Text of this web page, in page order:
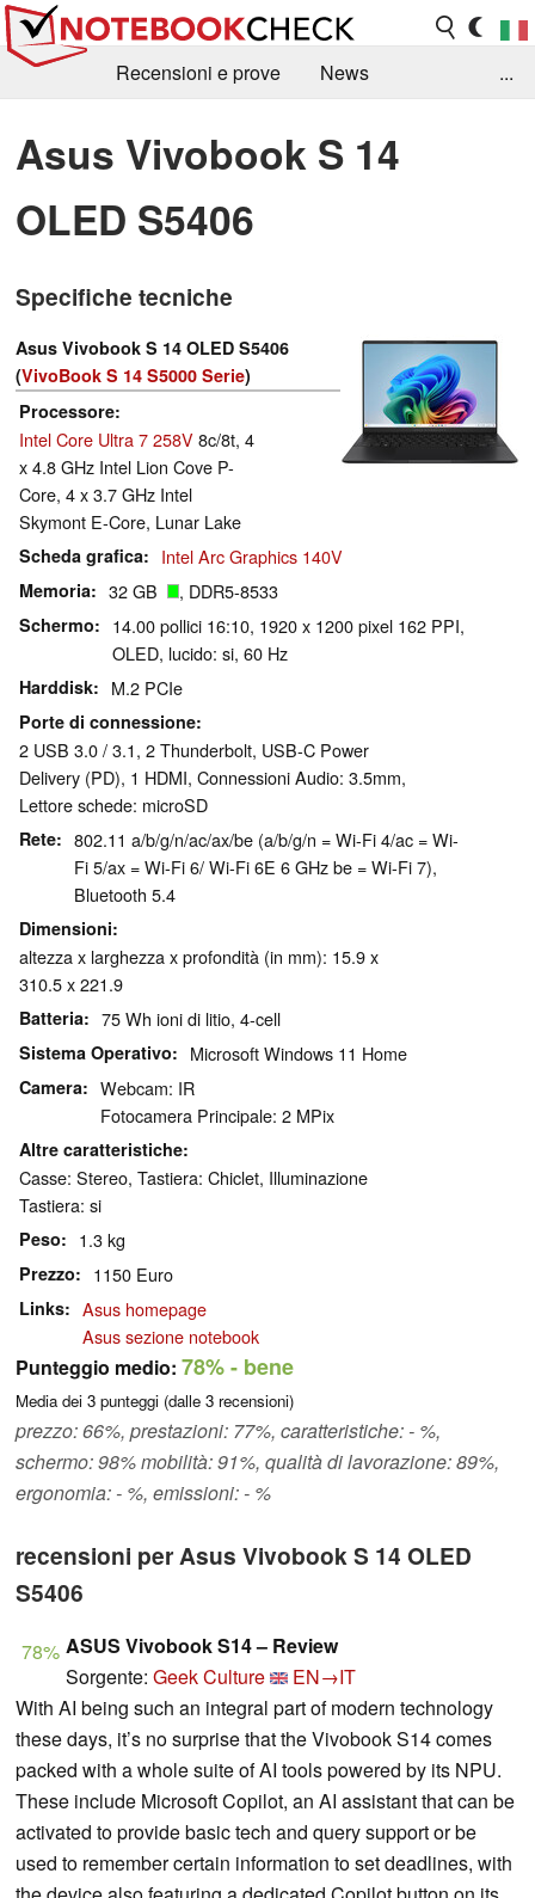
Recensioni e prove
News
Guida agli acquisti
Search Contact
...
Asus Vivobook S 14
OLED S5406
Specifiche tecniche
Asus Vivobook S 14 OLED S5406
(VivoBook S 14 S5000 Serie)
Processore
Intel Core Ultra 7 258V8c/8t, 4
x 4.8 GHz Intel Lion Cove P-
Core, 4 x 3.7 GHz Intel
Skymont E-Core, Lunar Lake
Scheda grafica Intel Arc Graphics 140V
Memoria 32 GB , DDR5-8533
Schermo
14.00 pollici 16:10, 1920 x 1200 pixel 162 PPI,
OLED, lucido: si, 60 Hz
Harddisk M.2 PCIe
Porte di connessione
2 USB 3.0 / 3.1, 2 Thunderbolt, USB-C Power
Delivery (PD), 1 HDMI, Connessioni Audio: 3.5mm,
Lettore schede: microSD
Rete
802.11 a/​b/​g/​n/​ac/​ax/​be (a/b/g/n = Wi-Fi 4/ac = Wi-
Fi 5/ax = Wi-Fi 6/ Wi-Fi 6E 6 GHz be = Wi-Fi 7),
Bluetooth 5.4
Dimensioni
altezza x larghezza x profondità (in mm): 15.9 x
310.5 x 221.9
Batteria 75 Wh ioni di litio, 4-cell
Sistema Operativo Microsoft Windows 11 Home
Camera
Webcam: IR
Fotocamera Principale: 2 MPix
Altre caratteristiche
Casse: Stereo, Tastiera: Chiclet, Illuminazione
Tastiera: si
Peso 1.3 kg
Prezzo 1150 Euro
Links
Asus homepage
Asus sezione notebook
Punteggio medio: 78%- bene
Media dei 3 punteggi (dalle 3 recensioni)
prezzo: 66%, prestazioni: 77%, caratteristiche: - %,
schermo: 98% mobilità: 91%, qualità di lavorazione: 89%,
ergonomia: - %, emissioni: - %
recensioni per Asus Vivobook S 14 OLED
S5406
78% ASUS Vivobook S14 – Review
Sorgente: Geek Culture
EN→IT
With AI being such an integral part of modern technology
these days, it’s no surprise that the Vivobook S14 comes
packed with a whole suite of AI tools powered by its NPU.
These include Microsoft Copilot, an AI assistant that can be
activated to provide basic tech and query support or be
used to remember certain information to set deadlines, with